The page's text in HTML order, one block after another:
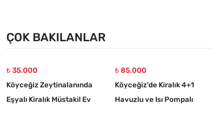
ÇOK BAKILANLAR
₺ 35.000
Köyceğiz Zeytinalanında
Eşyalı Kiralık Müstakil Ev
₺ 85.000
Köyceğiz'de Kiralık 4+1
Havuzlu ve Isı Pompalı